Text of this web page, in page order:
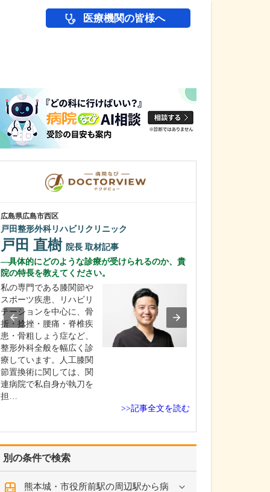
医療機関の皆様へ
別の条件で検索
熊本城・市役所前駅の周辺駅から病
広島県広島市西区
戸田整形外科リハビリクリニック
戸田 直樹 院長 取材記事
具体的にどのような診療が受けられるのか、貴
院の特長を教えてください。
私の専門である膝関節や
スポーツ疾患、リハビリ
テーションを中心に、骨
折・捻挫・腰痛・脊椎疾
患・骨粗しょう症など、
整形外科全般を幅広く診
療しています。人工膝関
節置換術に関しては、関
連病院で私自身が執刀を
担…
>>記事全文を読む